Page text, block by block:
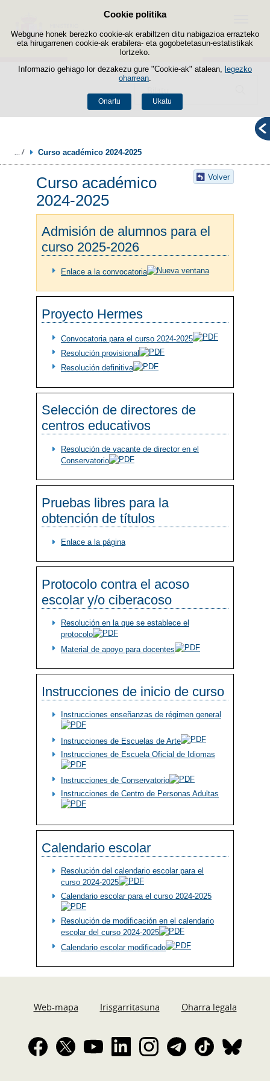
Cookie politika
Webgune honek berezko cookie-ak erabiltzen ditu nabigazioa errazteko
eta hirugarrenen cookie-ak erabilera- eta gogobetetasun-estatistikak
lortzeko.
Informazio gehiago lor dezakezu gure "Cookie-ak" atalean, legezko
oharrean
Onartu Ukatu
Edukira salto egin
Menua
Curso académico 2024-2025
Volver
Curso académico
2024-2025
Admisión de alumnos para el
curso 2025-2026
Enlace a la convocatoria
Proyecto Hermes
Convocatoria para el curso 2024-2025
Resolución provisional
Resolución definitiva
Selección de directores de
centros educativos
Resolución de vacante de director en el
Conservatorio
Pruebas libres para la
obtención de títulos
Enlace a la página
Protocolo contra el acoso
escolar y/o ciberacoso
Resolución en la que se establece el
protocolo
Material de apoyo para docentes
Instrucciones de inicio de curso
Instrucciones enseñanzas de régimen general
Instrucciones de Escuelas de Arte
Instrucciones de Escuela Oficial de Idiomas
Instrucciones de Conservatorio
Instrucciones de Centro de Personas Adultas
Calendario escolar
Resolución del calendario escolar para el
curso 2024-2025
Calendario escolar para el curso 2024-2025
Resolución de modificación en el calendario
escolar del curso 2024-2025
Calendario escolar modificado
Web-mapa Irisgarritasuna Oharra legala